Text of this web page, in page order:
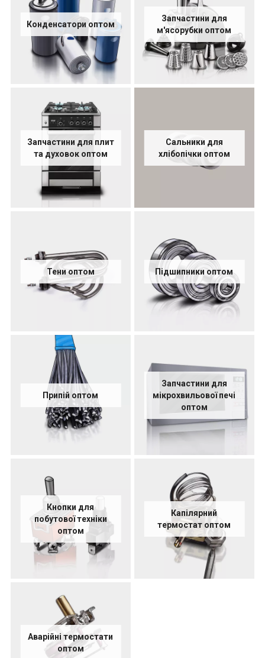
Конденсатори оптом
Запчастини для
м'ясорубки оптом
Запчастини для плит
та духовок оптом
Сальники для
хлібопічки оптом
Тени оптом Підшипники оптом
Припій оптом
Запчастини для
мікрохвильової печі
оптом
Кнопки для
побутової техніки
оптом
Капілярний
термостат оптом
Аварійні термостати
оптом